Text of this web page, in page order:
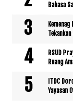
Bahasa
RSUD
Ruang
ITDC
Yayasan